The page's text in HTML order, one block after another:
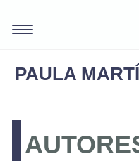
PAULA